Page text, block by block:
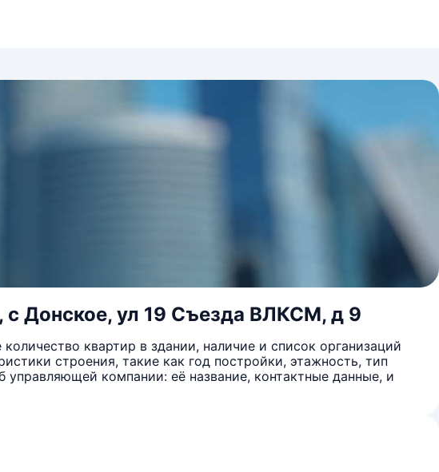
с Донское, ул 19 Съезда ВЛКСМ, д 9
квартир в здании, наличие и список организаций
строения, такие как год постройки, этажность, тип
компании: её название, контактные данные, и